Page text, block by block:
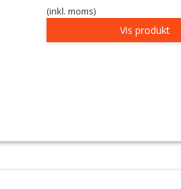
(inkl. moms)
Vis produkt